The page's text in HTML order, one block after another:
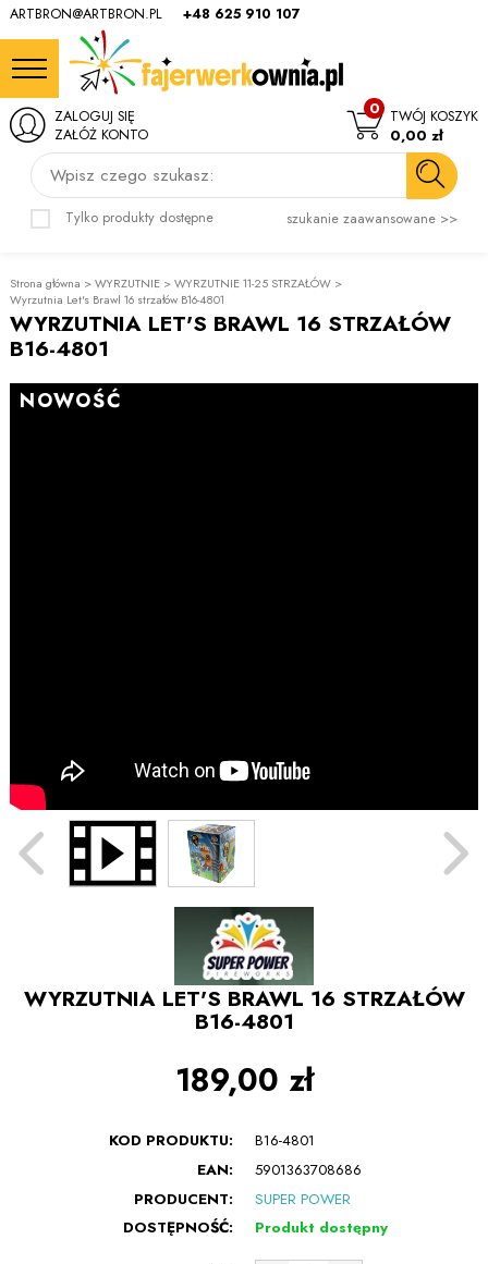
ARTBRON@ARTBRON.PL +48 625 910 107
Wpisz czego szukasz:
Tylko produkty dostępne szukanie zaawansowane >>
ZALOGUJ SIĘ
ZAŁÓŻ KONTO
TWÓJ KOSZYK
0
0,00 zł
Strona główna >WYRZUTNIE >WYRZUTNIE 11-25 STRZAŁÓW >
Wyrzutnia Let's Brawl 16 strzałów B16-4801
WYRZUTNIA LET'S BRAWL 16 STRZAŁÓW
B16-4801
NOWOŚĆ
WYRZUTNIA LET'S BRAWL 16 STRZAŁÓW
B16-4801
189,00 zł
KOD PRODUKTU:
B16-4801
EAN:
5901363708686
PRODUCENT:
SUPER POWER
DOSTĘPNOŚĆ:
Produkt dostępny